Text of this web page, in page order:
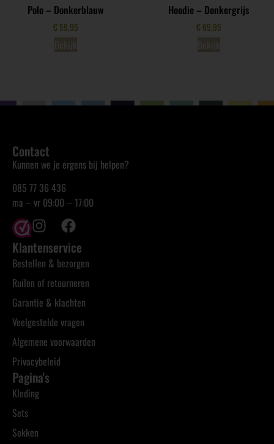
Polo – Donkerblauw
€ 59,95
Hoodie – Donkergrijs
€ 69,95
Contact
Kunnen we je ergens bij helpen?
085 77 36 436
ma – vr 09:00 – 17:00
Klantenservice
Bestellen & bezorgen
Ruilen of retourneren
Garantie & klachten
Veelgestelde vragen
Algemene voorwaarden
Privacybeleid
Pagina's
Kleding
Sets
Sokken